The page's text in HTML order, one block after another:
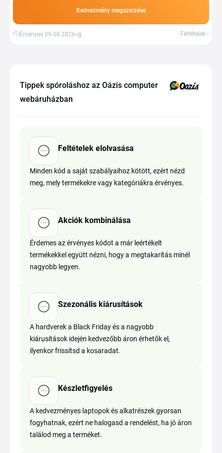
Kedvezmény megszerzése
Érvényes 09.08.2026-ig Feltételek
Tippek spóroláshoz az Oázis computer
webáruházban
Feltételek elolvasása
Minden kód a saját szabályaihoz kötött, ezért nézd
meg, mely termékekre vagy kategóriákra érvényes.
Akciók kombinálása
Érdemes az érvényes kódot a már leértékelt
termékekkel együtt nézni, hogy a megtakarítás minél
nagyobb legyen.
Szezonális kiárusítások
A hardverek a Black Friday és a nagyobb
kiárusítások idején kedvezőbb áron érhetők el,
ilyenkor frissítsd a kosaradat.
Készletfigyelés
A kedvezményes laptopok és alkatrészek gyorsan
fogyhatnak, ezért ne halogasd a rendelést, ha jó áron
találod meg a terméket.